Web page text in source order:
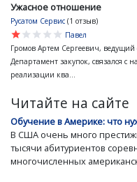
Ужасное отношение
Русатом Сервис (1 отзыв)
star
star
star
star
star
Павел
Громов Артем Сергеевич,
Департамент закупок, связался с
реализации ква...
Читайте на сайте
Обучение в Америке: что
В США очень много
тысячи абитуриентов
многочисленных